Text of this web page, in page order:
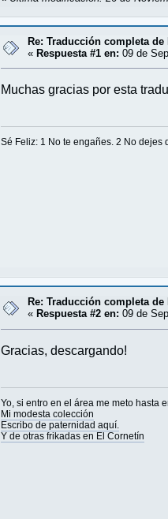
Re: Traducción completa
«Respuesta #1 en: 09 de
Muchas gracias por esta
Sé Feliz: 1 No te engañes. 2 No dejes
Re: Traducción completa
« Respuesta #2 en: 09 de
Gracias, descargando!
Yo, si entro en el área me meto hasta
Mi modesta colección
Escribo de paternidad aquí.
Y de otras frikadas en El Cornetín